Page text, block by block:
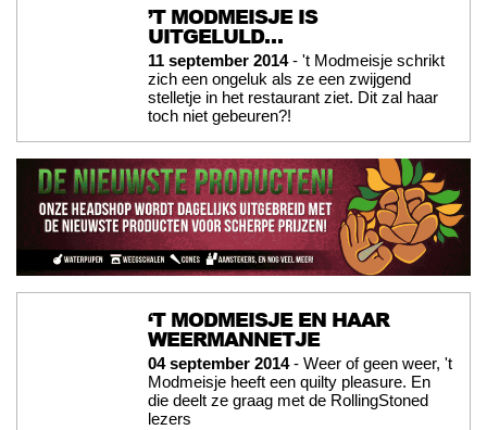
’T MODMEISJE IS
UITGELULD…
11 september 2014- 't Modmeisje schrikt
zich een ongeluk als ze een zwijgend
stelletje in het restaurant ziet. Dit zal haar
toch niet gebeuren?!
‘T MODMEISJE EN HAAR
WEERMANNETJE
04 september 2014- Weer of geen weer, 't
Modmeisje heeft een quilty pleasure. En
die deelt ze graag met de RollingStoned
lezers